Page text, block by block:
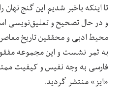
تا اینکه باخبر شدیم این گنج
و در حال تصحیح و تعلیق‌نویسی
محیط ادبی و محققین تاریخ
به ثمر نشست و این مجموعه
فارسی به وجه نفیس و کیفیت
«ایز» منتشر گردید.